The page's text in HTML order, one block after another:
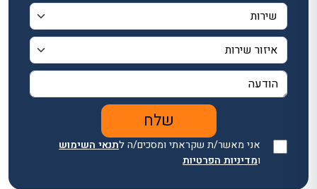
אני מאשר/ת שקראתי ומסכים/ה לתנאי השימוש
ומדיניות הפרטיות